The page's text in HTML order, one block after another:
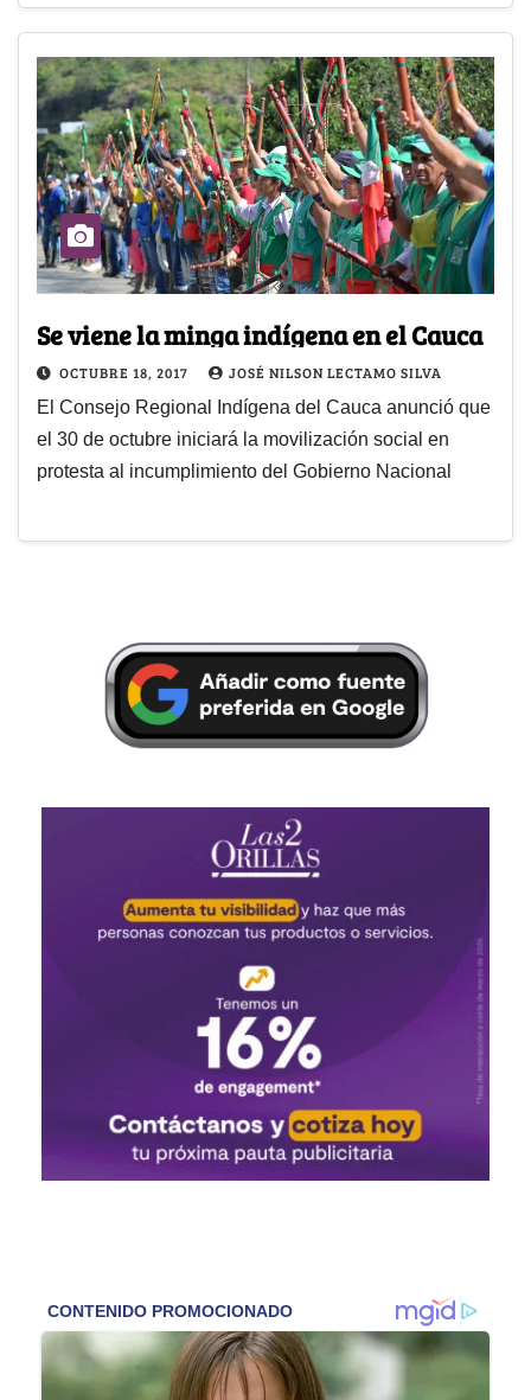
Se viene la minga indígena en el Cauca
OCTUBRE 18, 2017 JOSÉ NILSON LECTAMO SILVA
El Consejo Regional Indígena del Cauca anunció que
el 30 de octubre iniciará la movilización social en
protesta al incumplimiento del Gobierno Nacional